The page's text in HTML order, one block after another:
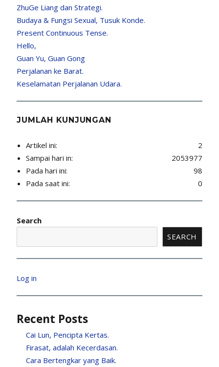
ZhuGe Liang dan Strategi.
Budaya & Fungsi Sexual, Tusuk Konde.
Present Continuous Tense.
Hello,
Guan Yu, Guan Gong
Perjalanan ke Barat.
Keselamatan Perjalanan Udara.
JUMLAH KUNJUNGAN
2
Artikel ini:
2053977
Sampai hari in:
98
Pada hari ini:
0
Pada saat ini:
Search
SEARCH
Log in
Recent Posts
Cai Lun, Pencipta Kertas.
Firasat, adalah Kecerdasan.
Cara Bertengkar yang Baik.